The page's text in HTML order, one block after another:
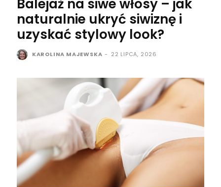
Balejaż na siwe włosy – jak
naturalnie ukryć siwiznę i
uzyskać stylowy look?
KAROLINA MAJEWSKA - 22 LIPCA, 2026